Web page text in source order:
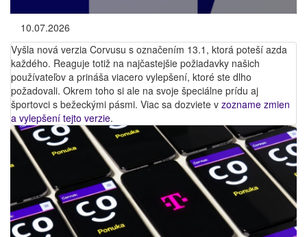
10.07.2026
Vyšla nová verzia Corvusu s označením 13.1, ktorá poteší azda
každého. Reaguje totiž na najčastejšie požiadavky našich
používateľov a prináša viacero vylepšení, ktoré ste dlho
požadovali. Okrem toho si ale na svoje špeciálne prídu aj
športovci s bežeckými pásmi. Viac sa dozviete v zozname zmien
a vylepšení tejto verzie.